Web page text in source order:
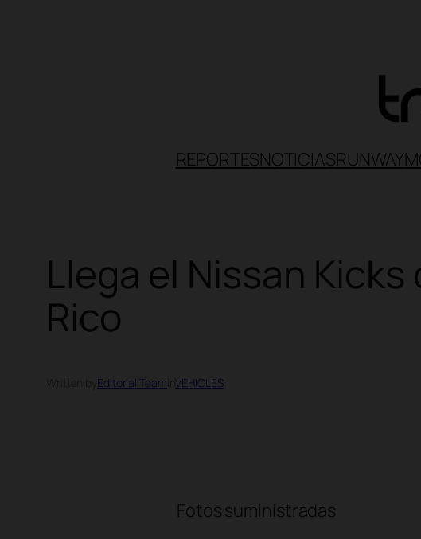
REPORTESNOTICIASRUNWAY
Llega el Nissan
Rico
Editorial Team inVEHICLES
Fotos suministradas